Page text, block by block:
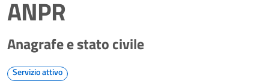
ANPR
Anagrafe e stato civile
Servizio attivo